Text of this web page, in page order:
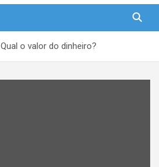
Qual o valor do dinheiro?